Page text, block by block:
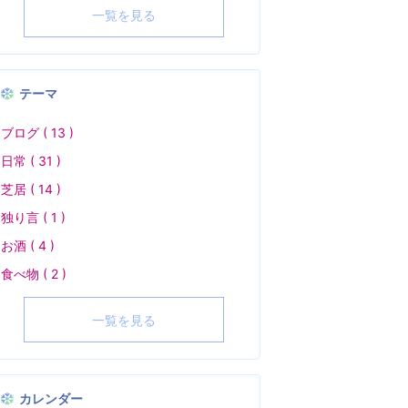
一覧を見る
テーマ
ブログ ( 13 )
日常 ( 31 )
芝居 ( 14 )
独り言 ( 1 )
お酒 ( 4 )
食べ物 ( 2 )
一覧を見る
カレンダー